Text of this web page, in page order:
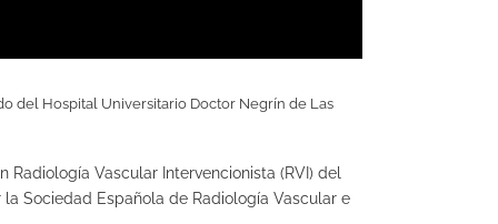
del Hospital Universitario Doctor Negrín de Las
Vascular Intervencionista (RVI) del
Sociedad Española de Radiología Vascular e